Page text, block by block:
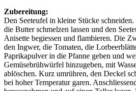
Zubereitung:
Den Seeteufel in kleine Stücke
die Butter schmelzen lassen und den
Anisette begiessen und flambieren. Die
den Ingwer, die Tomaten, die
Paprikapulver in die Pfanne geben und
Gemüsebrühwürfel hinzugeben, mit
ablöschen. Kurz umrühren, den Deckel
bei hoher Temperatur garen.